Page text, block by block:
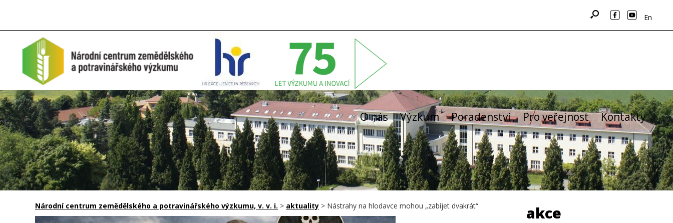
En
O nás Výzkum Poradenství Pro veřejnost Kontakty
Národní centrum zemědělského a potravinářského výzkumu, v. v. i. > aktuality > Nástrahy na hlodavce mohou „zabíjet dvakrát“ akce